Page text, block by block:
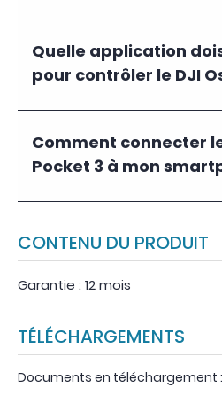
Quelle application
pour contrôler le DJI
Comment connecter
Pocket 3 à mon
CONTENU DU PRODUIT
Garantie : 12 mois
TÉLÉCHARGEMENTS
Documents en téléchargement :